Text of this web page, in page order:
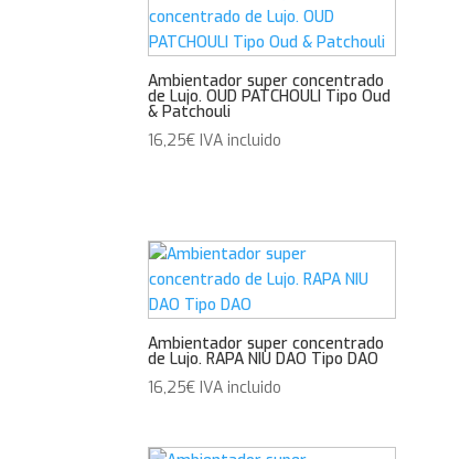
Ambientador super concentrado
de Lujo. OUD PATCHOULI Tipo Oud
& Patchouli
16,25€ IVA incluido
Ambientador super concentrado
de Lujo. RAPA NIU DAO Tipo DAO
16,25€ IVA incluido